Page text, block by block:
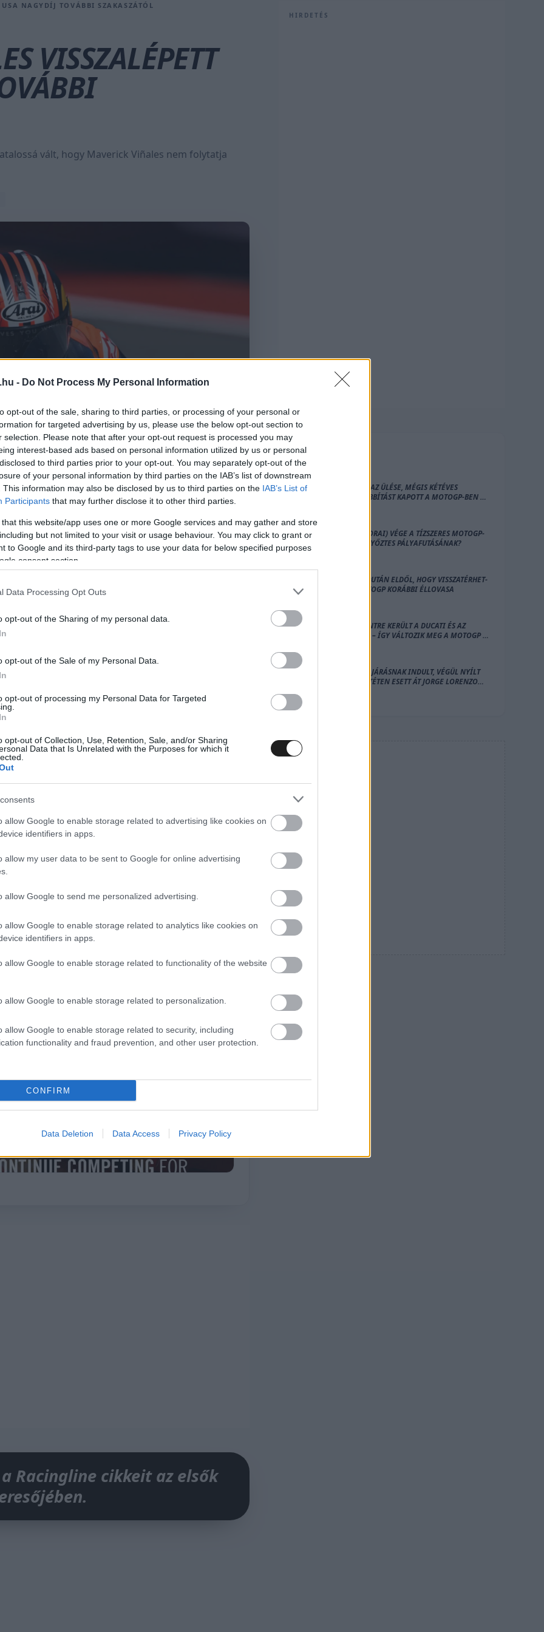
- Do Not Process My Personal Information
opt-out of the sale, sharing to third parties, or processing of your personal or
for targeted advertising by us, please use the below opt-out section to
selection. Please note that after your opt-out request is processed you may
interest-based ads based on personal information utilized by us or personal
to third parties prior to your opt-out. You may separately opt-out of the
of your personal information by third parties on the IAB’s list of downstream
This information may also be disclosed by us to third parties on the IAB’s List of
Participants that may further disclose it to other third parties.
that this website/app uses one or more Google services and may gather and store
but not limited to your visit or usage behaviour. You may click to grant or
to Google and its third-party tags to use your data for below specified purposes
consent section.
Data Processing Opt Outs
opt-out of the Sharing of my personal data.
opt-out of the Sale of my Personal Data.
opt-out of processing my Personal Data for Targeted
opt-out of Collection, Use, Retention, Sale, and/or Sharing
Data that Is Unrelated with the Purposes for which it
allow Google to enable storage related to advertising like cookies on
identifiers in apps.
allow my user data to be sent to Google for online advertising
allow Google to send me personalized advertising.
allow Google to enable storage related to analytics like cookies on
identifiers in apps.
allow Google to enable storage related to functionality of the website
allow Google to enable storage related to personalization.
allow Google to enable storage related to security, including
functionality and fraud prevention, and other user protection.
CONFIRM
Data Deletion Data Access Privacy Policy
NAGYDÍJ TOVÁBBI SZAKASZÁTÓL
VISSZALÉPETT
vált, hogy Maverick Viñales nem folytatja
Red Bull Content Pool
hivatalossá vált, hogy Maverick
vállsérülése után behelyezett csavar
a spanyol versenyző az első tréninget
minimális erőt érzett a bal vállában.
power in his left shoulder and,
discovered that a screw fitted after his
Racingline cikkeit az elsők
HIRDETÉS
FRISS
INGOTT AZ ÜLÉSE, MÉGIS KÉTÉVES
HOSSZABBÍTÁST KAPOTT A MOTOGP-BEN AZ
ITT A (KORAI) VÉGE A TÍZSZERES MOTOGP-
FUTAMGYŐZTES PÁLYAFUTÁSÁNAK?
HOLNAPUTÁN ELDŐL, HOGY VISSZATÉRHET-
E A MOTOGP KORÁBBI ÉLLOVASA
EGY SZINTRE KERÜLT A DUCATI ÉS AZ
APRILIA – ÍGY VÁLTOZIK MEG A MOTOGP A
RUTINELJÁRÁSNAK INDULT, VÉGÜL NYÍLT
SZÍVMŰTÉTEN ESETT ÁT JORGE LORENZO
HIRDETÉS